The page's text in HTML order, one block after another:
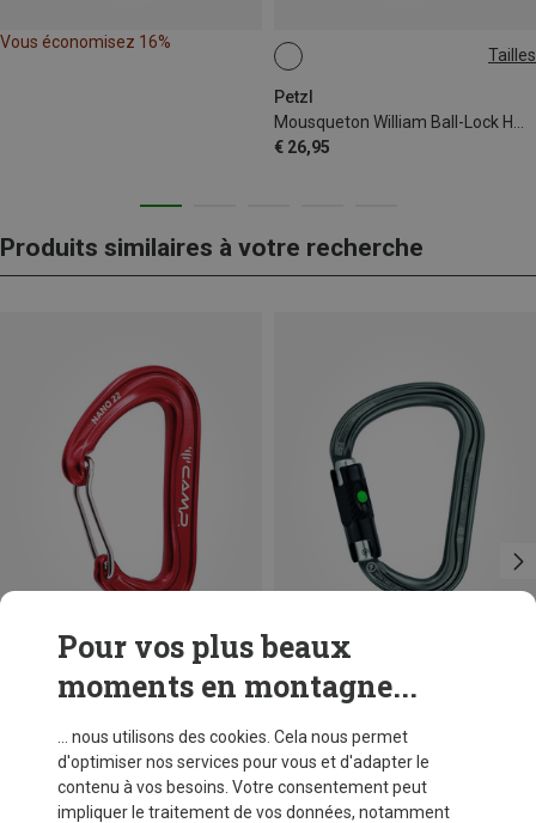
Vous économisez 16%
Tailles
Petzl
€ 26,95
BALL-LOCK
Produits similaires à votre recherche
Vous économisez 16%
Petzl
€ 26,95
BALL-LOCK
Pour vos plus beaux
moments en montagne...
... nous utilisons des cookies. Cela nous permet
d'optimiser nos services pour vous et d'adapter le
contenu à vos besoins. Votre consentement peut
impliquer le traitement de vos données, notamment